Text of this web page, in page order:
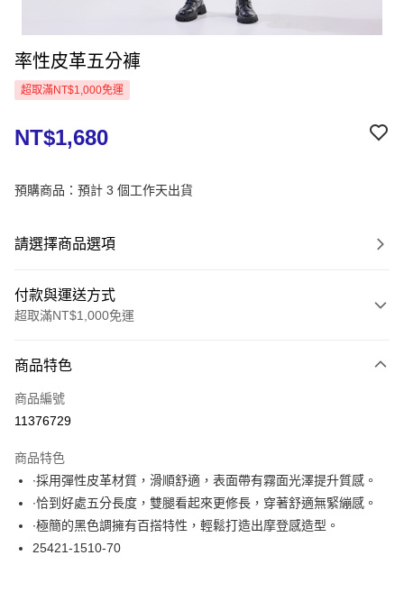
率性皮革五分褲
超取滿NT$1,000免運
NT$1,680
預購商品：預計 3 個工作天出貨
請選擇商品選項
付款與運送方式
超取滿NT$1,000免運
信用卡一次付款
超商取貨付款
Apple Pay
悠遊付
大哥付你分期
商品特色
商品編號
11376729
商品特色
∙採用彈性皮革材質，滑順舒適，表面帶有霧面光澤提升質感。
∙恰到好處五分長度，雙腿看起來更修長，穿著舒適無緊繃感。
∙極簡的黑色調擁有百搭特性，輕鬆打造出摩登感造型。
25421-1510-70